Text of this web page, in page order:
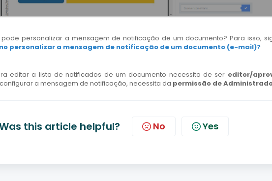
personalizar a mensagem de notificação de um documento? Para isso,
personalizar a mensagem de notificação de um documento (e-mail)?
editar a lista de notificados de um documento necessita de ser editor/
a mensagem de notificação, necessita da permissão de
this article helpful? No Yes